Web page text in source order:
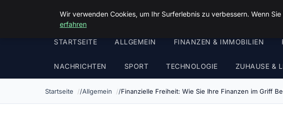
Malzminden
STARTSEITE ALLGEMEIN FINANZEN & IMMOBILIEN
NACHRICHTEN SPORT TECHNOLOGIE ZUHAUSE &
Startseite Allgemein Finanzielle Freiheit: Wie Sie Ihre Finanzen im Griff
Wir verwenden Cookies, um Ihr Surferlebnis zu verbessern. Wenn
erfahren